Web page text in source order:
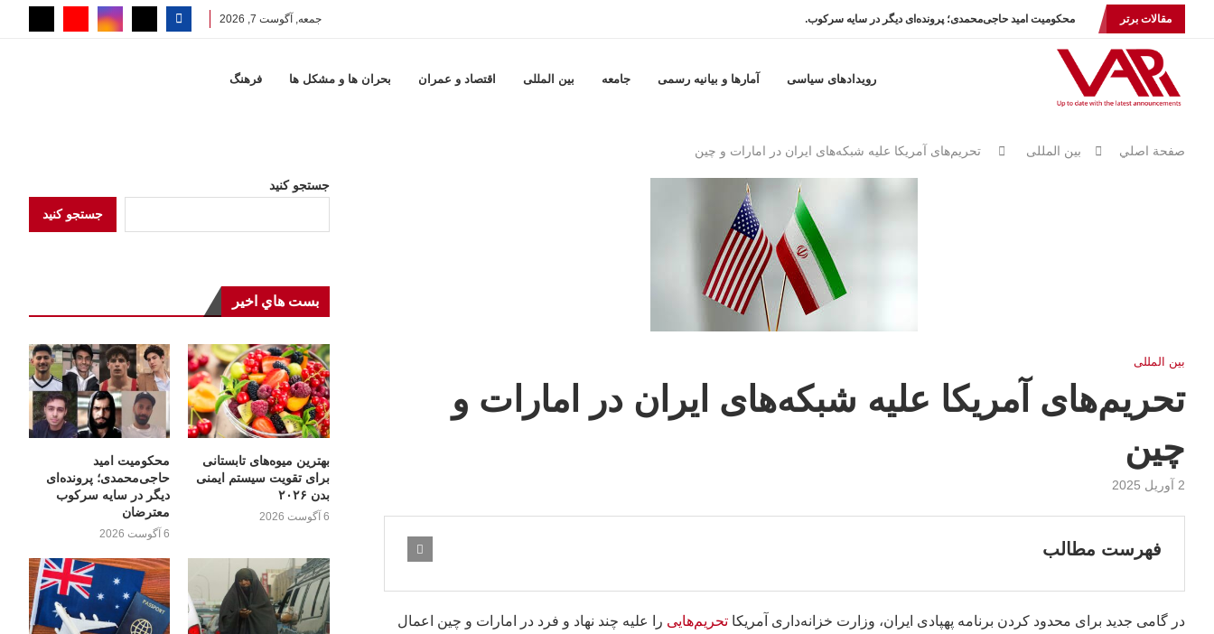
مقالات برتر محکومیت امید حاجی‌محمدی؛ پرونده‌ای دیگر در سایه سرکوب... جمعه, آگوست 7, 2026
رویدادهای سیاسی آمارها و بيانيه رسمى جامعه بين المللى اقتصاد و عمران بحران ها و مشكل ها فرهنگ
صفحة اصلي بين المللى تحریم‌های آمریکا علیه شبکه‌های ایران در امارات و چین
بين المللى
تحریم‌های آمریکا علیه شبکه‌های ایران در امارات و
چین
2 آوریل 2025
فهرست مطالب
در گامی جدید برای محدود کردن برنامه پهپادی ایران، وزارت خزانه‌داری آمریکا تحریم‌هایی را علیه چند نهاد و فرد در امارات و چین اعمال
جستجو کنید
جستجو کنید
بست هاي اخير
بهترین میوه‌های تابستانی
برای تقویت سیستم ایمنی
بدن ۲۰۲۶
6 آگوست 2026
محکومیت امید
حاجی‌محمدی؛ پرونده‌ای
دیگر در سایه سرکوب
معترضان
6 آگوست 2026